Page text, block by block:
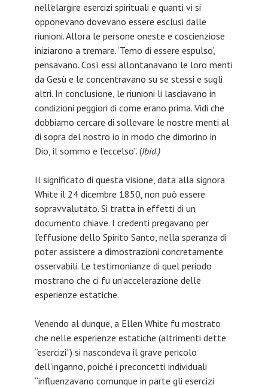
nell’elargire esercizi spirituali e quanti vi si
opponevano dovevano essere esclusi dalle
riunioni. Allora le persone oneste e coscienziose
iniziarono a tremare. ‘Temo di essere espulso’,
pensavano. Così essi allontanavano le loro menti
da Gesù e le concentravano su se stessi e sugli
altri. In conclusione, le riunioni li lasciavano in
condizioni peggiori di come erano prima. Vidi che
dobbiamo cercare di sollevare le nostre menti al
di sopra del nostro io in modo che dimorino in
Dio, il sommo e l’eccelso”. (Ibid.)
Il significato di questa visione, data alla signora
White il 24 dicembre 1850, non può essere
sopravvalutato. Si tratta in effetti di un
documento chiave. I credenti pregavano per
l’effusione dello Spirito Santo, nella speranza di
poter assistere a dimostrazioni concretamente
osservabili. Le testimonianze di quel periodo
mostrano che ci fu un’accelerazione delle
esperienze estatiche.
Venendo al dunque, a Ellen White fu mostrato
che nelle esperienze estatiche (altrimenti dette
“esercizi”) si nascondeva il grave pericolo
dell’inganno, poiché i preconcetti individuali
“influenzavano comunque in parte gli esercizi